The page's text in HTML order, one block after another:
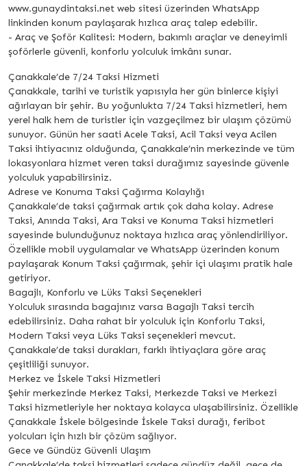
www.gunaydintaksi.net web sitesi üzerinden WhatsApp
linkinden konum paylaşarak hızlıca araç talep edebilir.
- Araç ve Şoför Kalitesi: Modern, bakımlı araçlar ve deneyimli
şoförlerle güvenli, konforlu yolculuk imkânı sunar.
Çanakkale’de 7/24 Taksi Hizmeti
Çanakkale, tarihi ve turistik yapısıyla her gün binlerce kişiyi
ağırlayan bir şehir. Bu yoğunlukta 7/24 Taksi hizmetleri, hem
yerel halk hem de turistler için vazgeçilmez bir ulaşım çözümü
sunuyor. Günün her saati Acele Taksi, Acil Taksi veya Acilen
Taksi ihtiyacınız olduğunda, Çanakkale’nin merkezinde ve tüm
lokasyonlara hizmet veren taksi durağımız sayesinde güvenle
yolculuk yapabilirsiniz.
Adrese ve Konuma Taksi Çağırma Kolaylığı
Çanakkale’de taksi çağırmak artık çok daha kolay. Adrese
Taksi, Anında Taksi, Ara Taksi ve Konuma Taksi hizmetleri
sayesinde bulunduğunuz noktaya hızlıca araç yönlendiriliyor.
Özellikle mobil uygulamalar ve WhatsApp üzerinden konum
paylaşarak Konum Taksi çağırmak, şehir içi ulaşımı pratik hale
getiriyor.
Bagajlı, Konforlu ve Lüks Taksi Seçenekleri
Yolculuk sırasında bagajınız varsa Bagajlı Taksi tercih
edebilirsiniz. Daha rahat bir yolculuk için Konforlu Taksi,
Modern Taksi veya Lüks Taksi seçenekleri mevcut.
Çanakkale’de taksi durakları, farklı ihtiyaçlara göre araç
çeşitliliği sunuyor.
Merkez ve İskele Taksi Hizmetleri
Şehir merkezinde Merkez Taksi, Merkezde Taksi ve Merkezi
Taksi hizmetleriyle her noktaya kolayca ulaşabilirsiniz. Özellikle
Çanakkale İskele bölgesinde İskele Taksi durağı, feribot
yolcuları için hızlı bir çözüm sağlıyor.
Gece ve Gündüz Güvenli Ulaşım